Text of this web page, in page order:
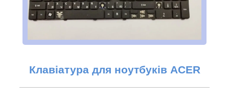
Клавіатура для ноутбуків ACER